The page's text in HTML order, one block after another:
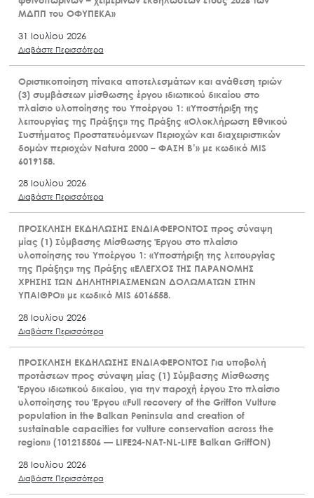
ΜΔΠΠ του ΟΦΥΠΕΚΑ»
31 Ιουλίου 2026
Διαβάστε Περισσότερα
Οριστικοποίηση πίνακα αποτελεσμάτων και ανάθεση τριών
(3) συμβάσεων μίσθωσης έργου ιδιωτικού δικαίου στο
πλαίσιο υλοποίησης του Υποέργου 1: «Υποστήριξη της
λειτουργίας της Πράξης» της Πράξης «Ολοκλήρωση Εθνικού
Συστήματος Προστατευόμενων Περιοχών και διαχειριστικών
δομών περιοχών Natura 2000 – ΦΑΣΗ Β’» με κωδικό MIS
6019158.
28 Ιουλίου 2026
Διαβάστε Περισσότερα
ΠΡΟΣΚΛΗΣΗ ΕΚΔΗΛΩΣΗΣ ΕΝΔΙΑΦΕΡΟΝΤΟΣ προς σύναψη
μίας (1) Σύμβασης Μίσθωσης Έργου στο πλαίσιο
υλοποίησης του Υποέργου 1: «Υποστήριξη της λειτουργίας
της Πράξης» της Πράξης «ΕΛΕΓΧΟΣ ΤΗΣ ΠΑΡΑΝΟΜΗΣ
ΧΡΗΣΗΣ ΤΩΝ ΔΗΛΗΤΗΡΙΑΣΜΕΝΩΝ ΔΟΛΩΜΑΤΩΝ ΣΤΗΝ
ΥΠΑΙΘΡΟ» με κωδικό MIS 6016558.
28 Ιουλίου 2026
Διαβάστε Περισσότερα
ΠΡΟΣΚΛΗΣΗ ΕΚΔΗΛΩΣΗΣ ΕΝΔΙΑΦΕΡΟΝΤΟΣ Για υποβολή
προτάσεων προς σύναψη μίας (1) Σύμβασης Μίσθωσης
Έργου ιδιωτικού δικαίου, για την παροχή έργου Στο πλαίσιο
υλοποίησης του Έργου «Full recovery of the Griffon Vulture
population in the Balkan Peninsula and creation of
sustainable capacities for vulture conservation across the
region» (101215506 — LIFE24-NAT-NL-LIFE Balkan GriffON)
28 Ιουλίου 2026
Διαβάστε Περισσότερα